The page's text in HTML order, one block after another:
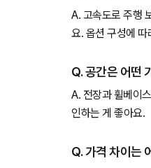
A. 고속도로 주행
요. 옵션 구성에
Q. 공간은 어떤
A. 전장과 휠베이
인하는 게 좋아요.
Q. 가격 차이는